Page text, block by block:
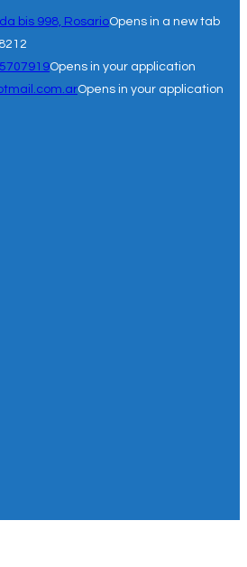
bis 998, RosarioOpens in a new tab
Opens in your application
Opens in your application